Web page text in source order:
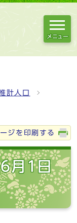
メニュー
計人口
ジを印刷する
月1日